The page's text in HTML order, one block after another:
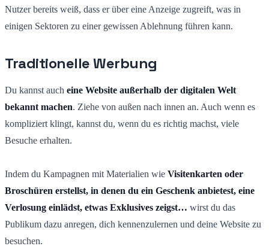
Nutzer bereits weiß, dass er über eine Anzeige zugreift, was in
einigen Sektoren zu einer gewissen Ablehnung führen kann.
Traditionelle Werbung
Du kannst auch eine Website außerhalb der digitalen Welt
bekannt machen. Ziehe von außen nach innen an. Auch wenn es
kompliziert klingt, kannst du, wenn du es richtig machst, viele
Besuche erhalten.
Indem du Kampagnen mit Materialien wie Visitenkarten oder
Broschüren erstellst, in denen du ein Geschenk anbietest, eine
Verlosung einlädst, etwas Exklusives zeigst… wirst du das
Publikum dazu anregen, dich kennenzulernen und deine Website zu
besuchen.